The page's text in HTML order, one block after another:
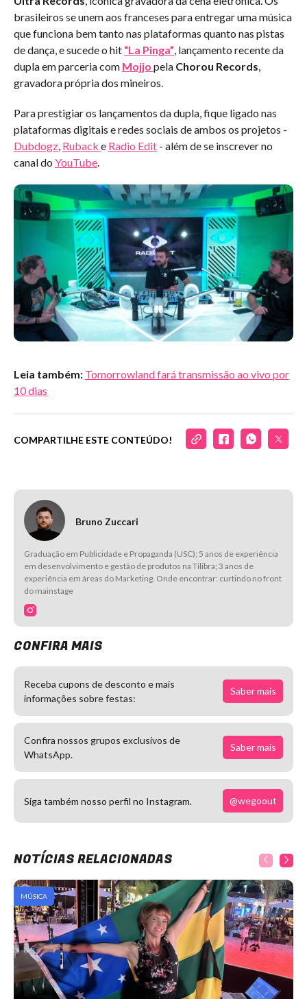
brasileiros se unem aos franceses para entregar uma música
que funciona bem tanto nas plataformas quanto nas pistas
de dança, e sucede o hit “La Pinga”, lançamento recente da
dupla em parceria com Mojjo pela Chorou Records,
gravadora própria dos mineiros.
Para prestigiar os lançamentos da dupla, fique ligado nas
plataformas digitais e redes sociais de ambos os projetos -
Dubdogz, Ruback e Radio Edit - além de se inscrever no
canal do YouTube.
Leia também: Tomorrowland fará transmissão ao vivo por
10 dias
COMPARTILHE ESTE CONTEÚDO!
Bruno Zuccari
Graduação em Publicidade e Propaganda (USC); 5 anos de experiência
em desenvolvimento e gestão de produtos na Tilibra; 3 anos de
experiência em áreas do Marketing. Onde encontrar: curtindo no front
do mainstage
CONFIRA MAIS
Receba cupons de desconto e mais
informações sobre festas:
Saber mais
Confira nossos grupos exclusivos de
WhatsApp.
Saber mais
Siga também nosso perfil no Instagram. @wegoout
NOTÍCIAS RELACIONADAS
MÚSICA